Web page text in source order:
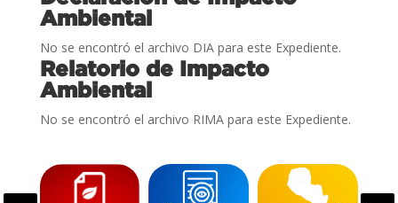
Ambiental
No se encontró el archivo DIA para este Expediente.
Relatorio de Impacto
Ambiental
No se encontró el archivo RIMA para este Expediente.